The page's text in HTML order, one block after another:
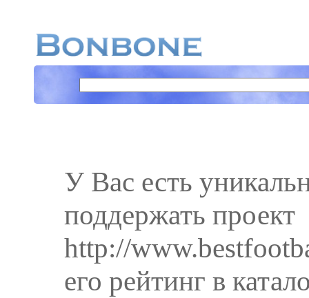
У Вас есть
поддержать проект
http://
его рейтинг в